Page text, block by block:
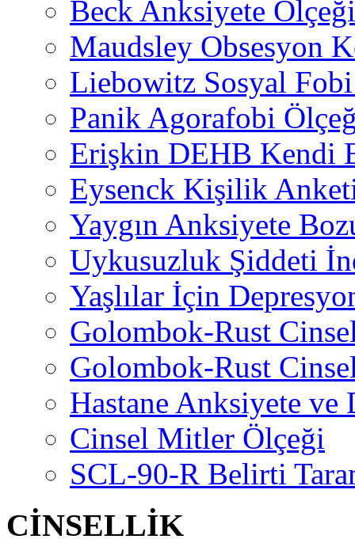
Beck Anksiyete Ölçeği
Maudsley Obsesyon
Liebowitz Sosyal
Panik Agorafobi
Erişkin DEHB Kendi
Eysenck Kişilik
Yaygın Anksiyete
Uykusuzluk Şiddeti
Yaşlılar İçin
Golombok-Rust
Golombok-Rust
Hastane Anksiyete ve
Cinsel Mitler Ölçeği
SCL-90-R Belirti
CİNSELLİK